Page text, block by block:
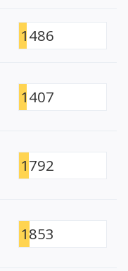
1486
1407
1792
1853